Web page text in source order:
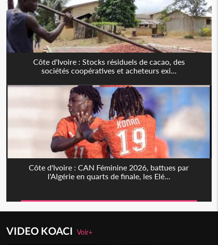
Côte d'Ivoire : Stocks résiduels de cacao, des
sociétés coopératives et acheteurs exi...
Côte d'Ivoire : CAN Féminine 2026, battues par
l'Algérie en quarts de finale, les Elé...
VIDEO KOACIVoir+